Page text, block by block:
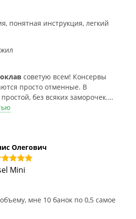
понятная инструкция, легкий
советую всем! Консервы
просто отменные. В
без всяких заморочек.
управления и не пожалел
Олегович
Mini
мне 10 банок по 0,5 самое